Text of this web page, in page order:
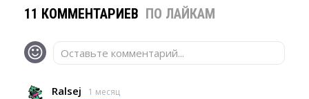
11 КОММЕНТАРИЕВ ПО ЛАЙКАМ
Оставьте комментарий...
Ralsej
1 месяц